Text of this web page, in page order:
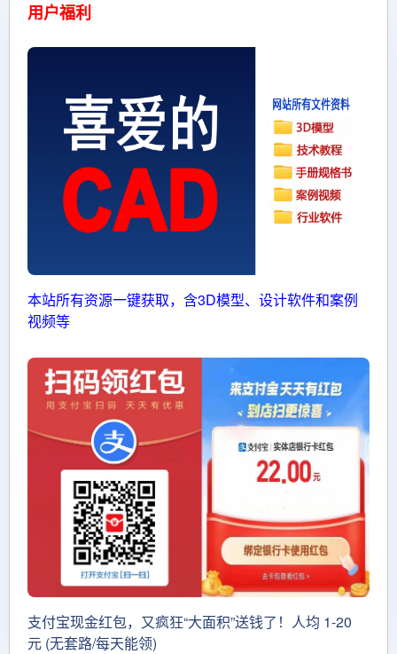
用户福利
本站所有资源一键获取，含3D模型、设计软件和案例
视频等
支付宝现金红包，又疯狂“大面积”送钱了！人均 1-20
元 (无套路/每天能领)